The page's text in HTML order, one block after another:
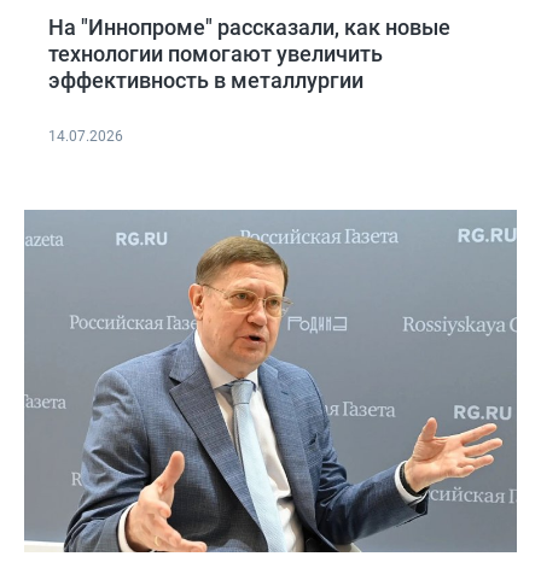
На "Иннопроме" рассказали, как новые
технологии помогают увеличить
эффективность в металлургии
14.07.2026